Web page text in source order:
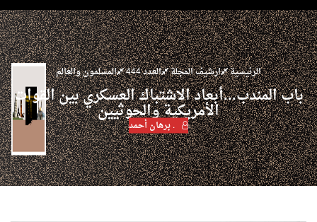
navigation
الرئيسية ارشيف المجلة العدد 444 المسلمون والعالم
باب المندب...أبعاد الاشتباك العسكري بين القوات
الأمريكية والحوثيين
. برهان أحمد